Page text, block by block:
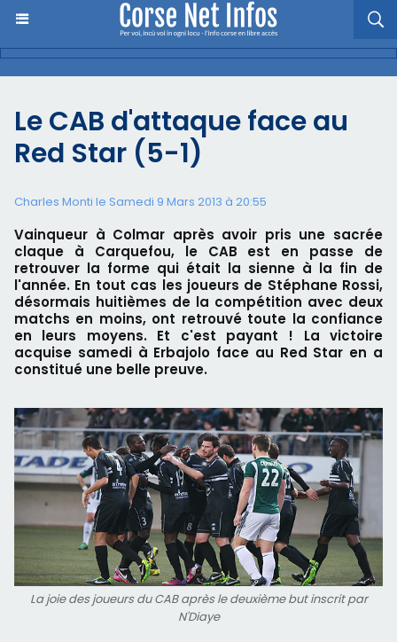
Le CAB d'attaque face au
Red Star (5-1)
Charles Monti le Samedi 9 Mars 2013 à 20:55
Vainqueur à Colmar après avoir pris une sacrée
claque à Carquefou, le CAB est en passe de
retrouver la forme qui était la sienne à la fin de
l'année. En tout cas les joueurs de Stéphane Rossi,
désormais huitièmes de la compétition avec deux
matchs en moins, ont retrouvé toute la confiance
en leurs moyens. Et c'est payant ! La victoire
acquise samedi à Erbajolo face au Red Star en a
constitué une belle preuve.
La joie des joueurs du CAB après le deuxième but inscrit par
N'Diaye